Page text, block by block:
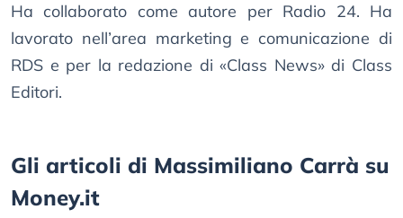
Ha collaborato come autore per Radio 24. Ha
lavorato nell’area marketing e comunicazione di
RDS e per la redazione di «Class News» di Class
Editori.
Gli articoli di Massimiliano Carrà su
Money.it